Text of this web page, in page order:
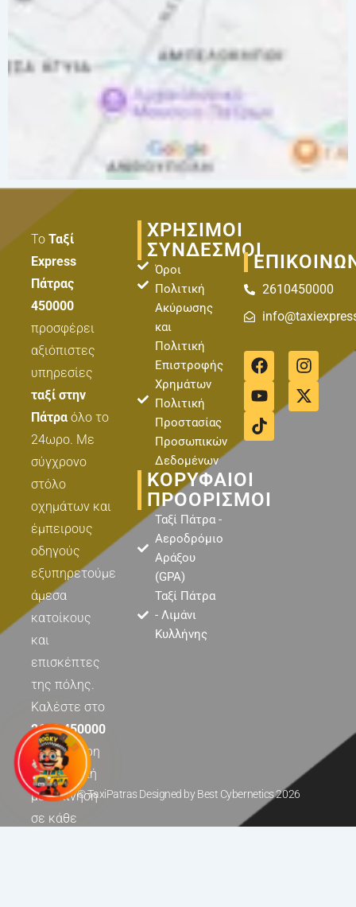
Το Ταξί
Express
Πάτρας
450000
προσφέρει
αξιόπιστες
υπηρεσίες
ταξί στην
Πάτραόλο το
24ωρο. Με
σύγχρονο
στόλο
οχημάτων και
έμπειρους
οδηγούς
εξυπηρετούμε
άμεσα
κατοίκους
και
επισκέπτες
της πόλης.
Καλέστε στο
2610 450000
για γρήγορη
και ασφαλή
μετακίνηση
σε κάθε
ΧΡΗΣΙΜΟΙ
ΣΥΝΔΕΣΜΟΙ
Όροι
Πολιτική
Ακύρωσης
και
Πολιτική
Επιστροφής
Χρημάτων
Πολιτική
Προστασίας
Προσωπικών
Δεδομένων
ΚΟΡΥΦΑΊΟΙ
ΠΡΟΟΡΙΣΜΟΊ
Ταξί Πάτρα -
Αεροδρόμιο
Αράξου
(GPA)
Ταξί Πάτρα
- Λιμάνι
Κυλλήνης
2610450000
F
a
c
e
b
o
I
n
s
t
Y
o
u
t
u
b
X
-
t
w
T
i
k
t
o
k
© TaxiPatras Designed byBest Cybernetics2026